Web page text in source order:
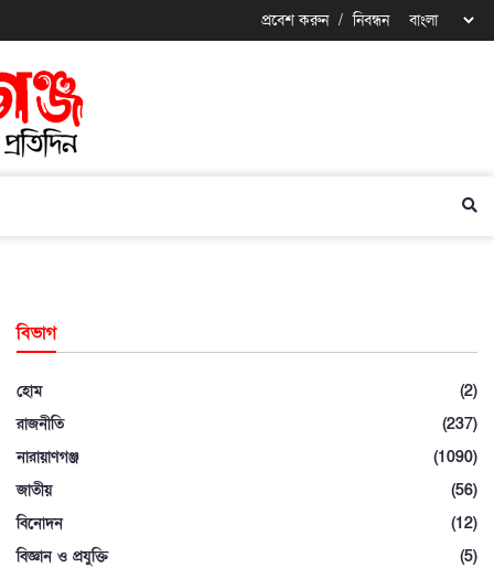
প্রবেশ করুন / নিবন্ধন
বিভাগ
হোম
(2)
রাজনীতি
(237)
নারায়াণগঞ্জ
(1090)
জাতীয়
(56)
বিনোদন
(12)
বিজ্ঞান ও প্রযুক্তি
(5)